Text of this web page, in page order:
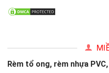
Rèm tổ ong, rèm nhựa